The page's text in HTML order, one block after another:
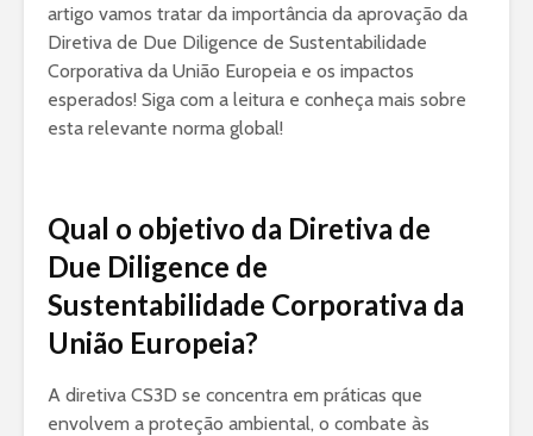
artigo vamos tratar da importância da aprovação da
Diretiva de Due Diligence de Sustentabilidade
Corporativa da União Europeia e os impactos
esperados! Siga com a leitura e conheça mais sobre
esta relevante norma global!
Qual o objetivo da Diretiva de
Due Diligence de
Sustentabilidade Corporativa da
União Europeia?
A diretiva CS3D se concentra em práticas que
envolvem a proteção ambiental, o combate às